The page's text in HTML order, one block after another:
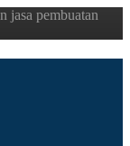
jasa pembuatan